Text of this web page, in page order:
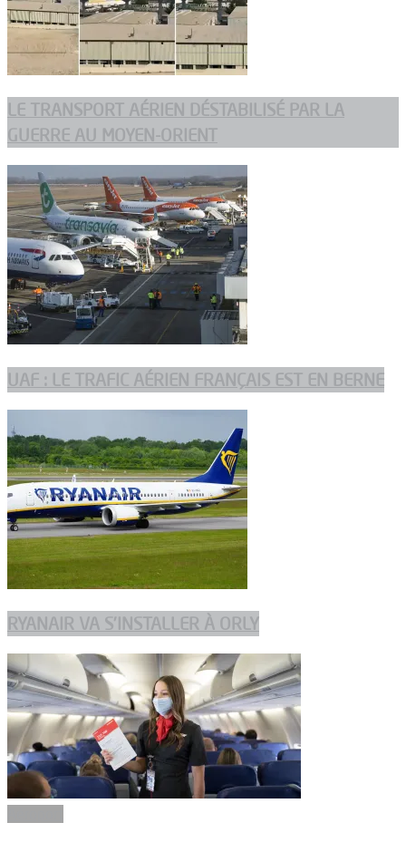
LE TRANSPORT AÉRIEN DÉSTABILISÉ PAR LA
GUERRE AU MOYEN-ORIENT
UAF : LE TRAFIC AÉRIEN FRANÇAIS EST EN BERNE
RYANAIR VA S’INSTALLER À ORLY